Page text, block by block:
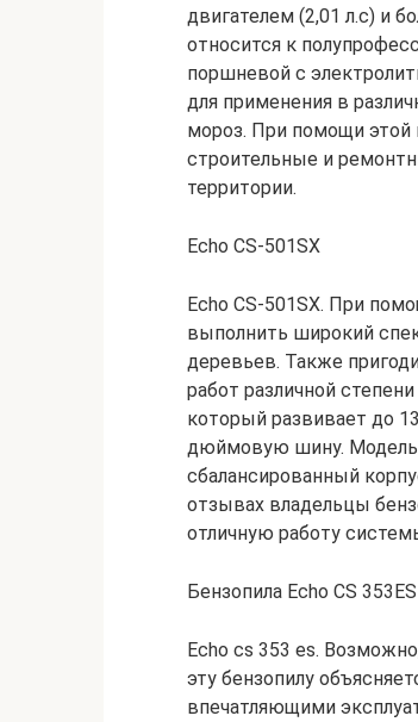
двигателем (2,01 л.с) и
относится к
поршневой с
для применения в
мороз. При помощи этой
строительные и
территории.
Echo CS-501SX
Echo CS-501SX. При
выполнить широкий
деревьев. Также
работ различной
который развивает до
дюймовую шину. Модель
сбалансированный
отзывах владельцы
отличную работу
Бензопила Echo CS 353ES
Echo cs 353 es.
эту бензопилу
впечатляющими